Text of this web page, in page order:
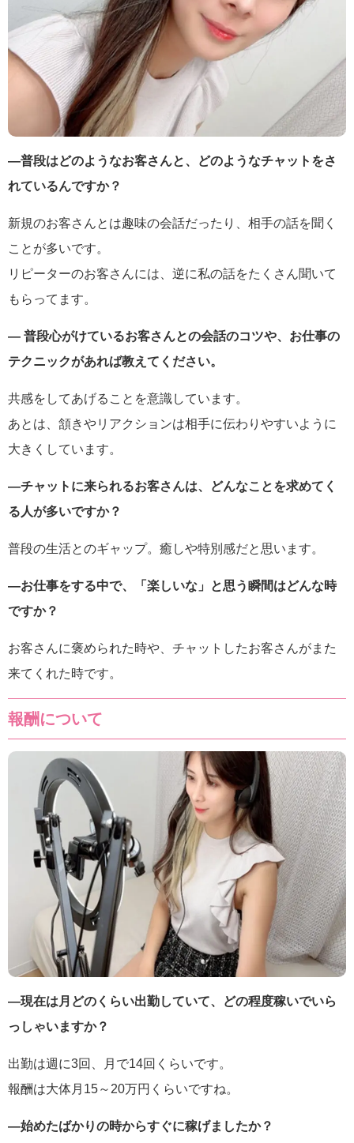
―普段はどのようなお客さんと、どのようなチャットをさ
れているんですか？
新規のお客さんとは趣味の会話だったり、相手の話を聞く
ことが多いです。
リピーターのお客さんには、逆に私の話をたくさん聞いて
もらってます。
― 普段心がけているお客さんとの会話のコツや、お仕事の
テクニックがあれば教えてください。
共感をしてあげることを意識しています。
あとは、頷きやリアクションは相手に伝わりやすいように
大きくしています。
―チャットに来られるお客さんは、どんなことを求めてく
る人が多いですか？
普段の生活とのギャップ。癒しや特別感だと思います。
―お仕事をする中で、「楽しいな」と思う瞬間はどんな時
ですか？
お客さんに褒められた時や、チャットしたお客さんがまた
来てくれた時です。
報酬について
―現在は月どのくらい出勤していて、どの程度稼いでいら
っしゃいますか？
出勤は週に3回、月で14回くらいです。
報酬は大体月15～20万円くらいですね。
―始めたばかりの時からすぐに稼げましたか？